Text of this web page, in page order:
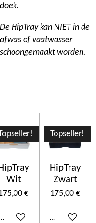
doek.
De HipTray kan NIET in de
afwas of vaatwasser
schoongemaakt worden.
Wit
€
au panier
Topseller!
HipTray
Zwart
175,00 €
Ajouter au